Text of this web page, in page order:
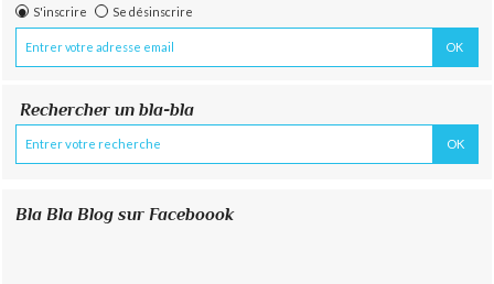
S'inscrire Se désinscrire
Rechercher un bla-bla
Bla Bla Blog sur Faceboook